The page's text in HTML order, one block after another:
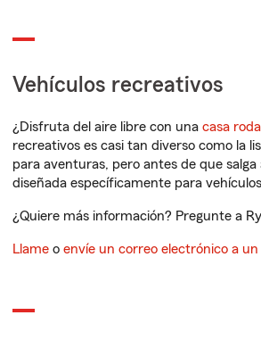
Vehículos recreativos
¿Disfruta del aire libre con una casa
recreativos es casi tan diverso como la
para aventuras, pero antes de que
diseñada específicamente para
¿Quiere más información? Pregunte a
Llame o envíe un correo electrónico a